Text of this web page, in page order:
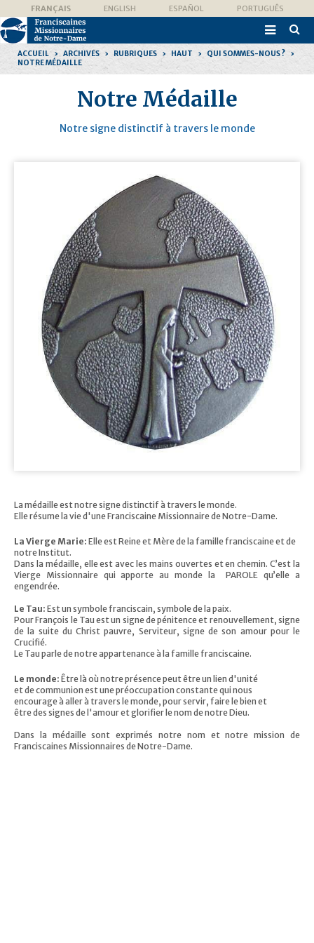
contenu.
|
Aller
navigation
personnelsFRANÇAIS ENGLISH ESPAÑOL PORTUGUÊS

ACCUEIL › ARCHIVES › RUBRIQUES › HAUT › QUI SOMMES-NOUS ?
›
NOTRE MÉDAILLE
Notre Médaille
Notre signe distinctif à travers le monde
La médaille est notre signe distinctif à travers le monde.
Elle résume la vie d'une Franciscaine Missionnaire de Notre-Dame.
La Vierge Marie: Elle est Reine et Mère de la famille franciscaine et de
notre Institut.
Dans la médaille, elle est avec les mains ouvertes et en chemin. C’est la
Vierge Missionnaire qui apporte au monde la PAROLE qu’elle a
engendrée.
Le Tau: Est un symbole franciscain, symbole de la paix.
Pour François le Tau est un signe de pénitence et renouvellement, signe
de la suite du Christ pauvre, Serviteur, signe de son amour pour le
Crucifié.
Le Tau parle de notre appartenance à la famille franciscaine.
Le monde: Être là où notre présence peut être un lien d'unité
et de communion est une préoccupation constante qui nous
encourage à aller à travers le monde, pour servir, faire le bien et
être des signes de l'amour et glorifier le nom de notre Dieu.
Dans la médaille sont exprimés notre nom et notre mission de
Franciscaines Missionnaires de Notre-Dame.